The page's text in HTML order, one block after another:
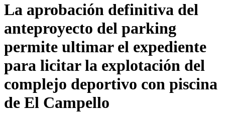
La aprobación definitiva del
anteproyecto del parking
permite ultimar el expediente
para licitar la explotación del
complejo deportivo con piscina
de El Campello